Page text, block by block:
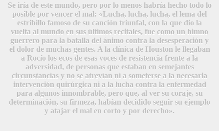
Se iría de este mundo, pero por lo menos habría hecho todo lo
posible por vencer el mal: «Lucha, lucha, lucha, el lema del
estribillo famoso de su canción triunfal, con la que dio la
vuelta al mundo en sus últimos recitales, fue como un himno
guerrero para la batalla del ánimo contra la desesperación y
el dolor de muchas gentes. A la clínica de Houston le llegaban
a Rocío los ecos de esas voces de resistencia frente a la
adversidad, de personas que estaban en semejantes
circunstancias y no se atrevían ni a someterse a la necesaria
intervención quirúrgica ni a la lucha contra la enfermedad
para algunos innombrable, pero que, al ver su coraje, su
determinación, su firmeza, habían decidido seguir su ejemplo
y atajar el mal en corto y por derecho».